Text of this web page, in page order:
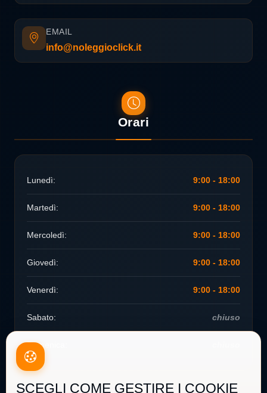
SCEGLI COME GESTIRE I COOKIE
EMAIL
info@noleggioclick.it
Orari
Lunedì: 9:00 - 18:00
Martedì: 9:00 - 18:00
Mercoledì: 9:00 - 18:00
Giovedì: 9:00 - 18:00
Venerdì: 9:00 - 18:00
Sabato: chiuso
Domenica: